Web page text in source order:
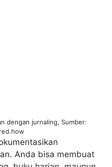
dengan jurnaling, Sumber:
Anda bisa membuat